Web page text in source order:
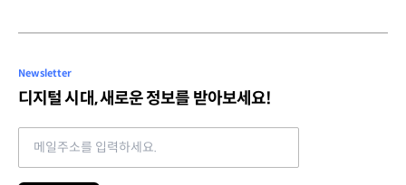
Newsletter
디지털 시대, 새로운 정보를 받아보세요!
Email address